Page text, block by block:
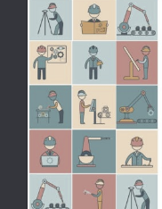
รายงานการ